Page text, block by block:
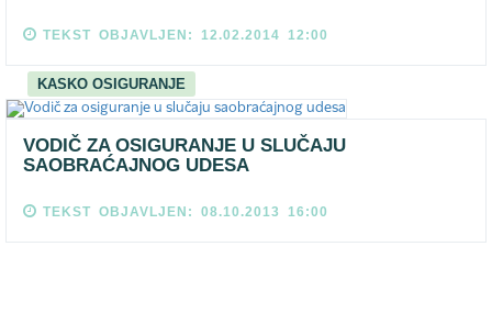
TEKST OBJAVLJEN: 12.02.2014 12:00
KASKO OSIGURANJE
VODIČ ZA OSIGURANJE U SLUČAJU
SAOBRAĆAJNOG UDESA
TEKST OBJAVLJEN: 08.10.2013 16:00